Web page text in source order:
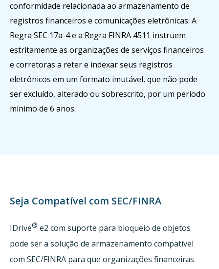
conformidade relacionada ao armazenamento de
registros financeiros e comunicações eletrônicas. A
Regra SEC 17a-4 e a Regra FINRA 4511 instruem
estritamente as organizações de serviços financeiros
e corretoras a reter e indexar seus registros
eletrônicos em um formato imutável, que não pode
ser excluído, alterado ou sobrescrito, por um período
mínimo de 6 anos.
Seja Compatível com SEC/FINRA
IDrive® e2 com suporte para bloqueio de objetos
pode ser a solução de armazenamento compatível
com SEC/FINRA para que organizações financeiras